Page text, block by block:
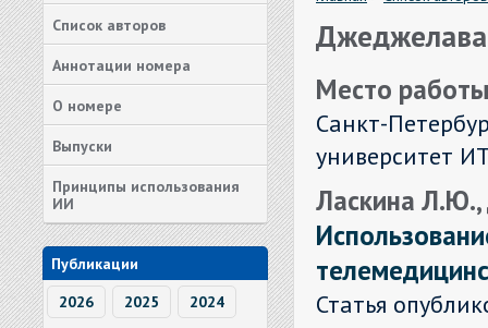
Список авторов
Аннотации номера
О номере
Выпуски
Принципы использования
ИИ
Публикации
2026
2025 2024
Место
Санкт-
университет
Ласкина
Статья